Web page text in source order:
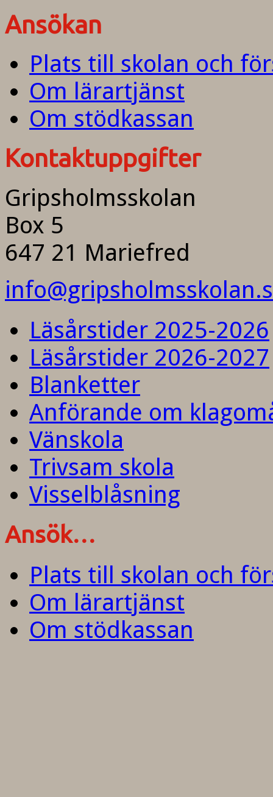
Ansökan
Plats till skolan och
Om lärartjänst
Om stödkassan
Kontaktuppgifter
Gripsholmsskolan
Box 5
647 21 Mariefred
Läsårstider 2025-2026
Läsårstider 2026-2027
Blanketter
Anförande om
Vänskola
Trivsam skola
Visselblåsning
Ansök…
Plats till skolan och
Om lärartjänst
Om stödkassan